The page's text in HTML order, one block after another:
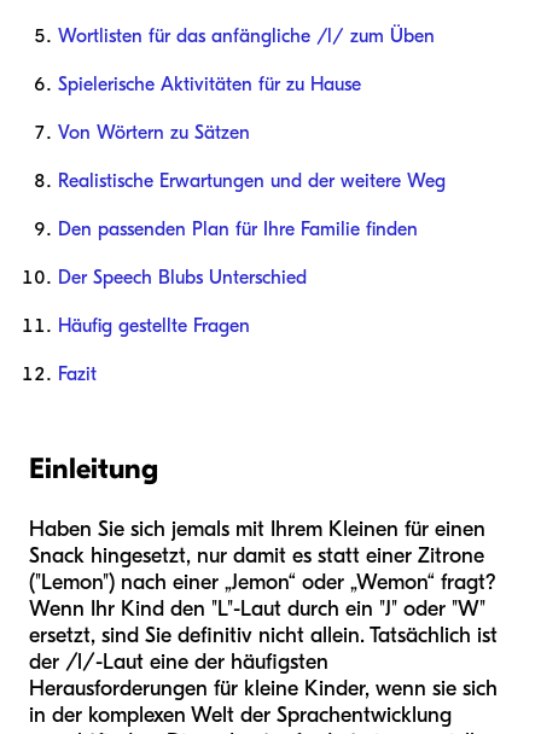
Wortlisten für das anfängliche /l/ zum Üben
Spielerische Aktivitäten für zu Hause
Von Wörtern zu Sätzen
Realistische Erwartungen und der weitere Weg
Den passenden Plan für Ihre Familie finden
Der Speech Blubs Unterschied
Häufig gestellte Fragen
Fazit
Einleitung
Haben Sie sich jemals mit Ihrem Kleinen für einen
Snack hingesetzt, nur damit es statt einer Zitrone
("Lemon") nach einer „Jemon“ oder „Wemon“ fragt?
Wenn Ihr Kind den "L"-Laut durch ein "J" oder "W"
ersetzt, sind Sie definitiv nicht allein. Tatsächlich ist
der /l/-Laut eine der häufigsten
Herausforderungen für kleine Kinder, wenn sie sich
in der komplexen Welt der Sprachentwicklung